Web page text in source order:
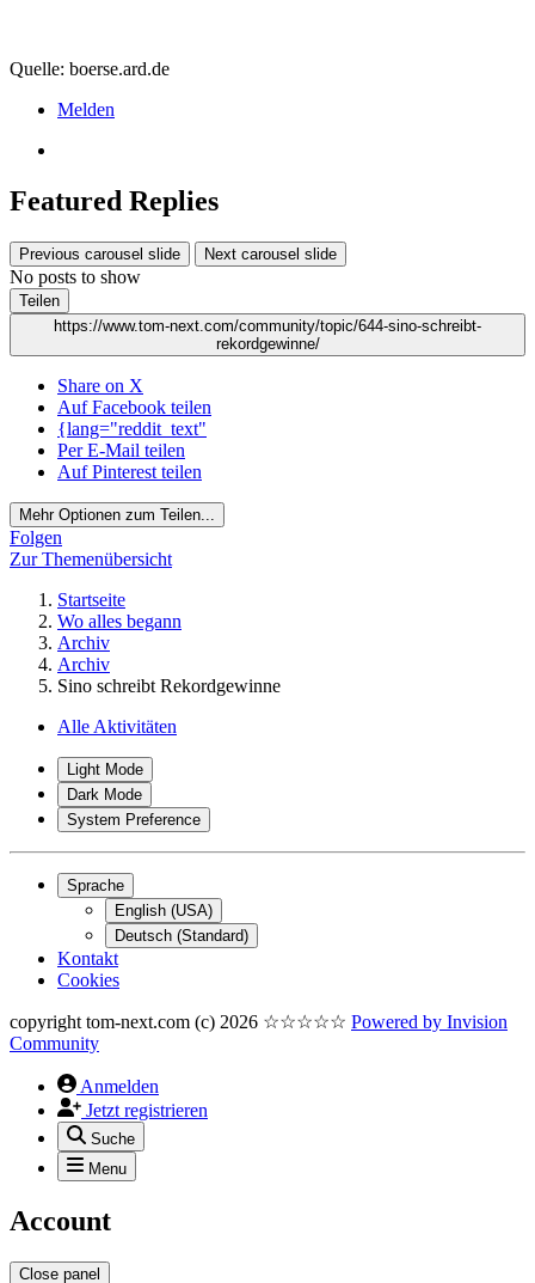
Quelle: boerse.ard.de
Melden
Featured Replies
Previous carousel slide Next carousel slide
No posts to show
Teilen
https://www.tom-next.com/community/topic/644-sino-schreibt-
rekordgewinne/
Share on X
Auf Facebook teilen
{lang="reddit_text"
Per E-Mail teilen
Auf Pinterest teilen
Mehr Optionen zum Teilen...
Folgen
Zur Themenübersicht
Startseite
Wo alles begann
Archiv
Archiv
Sino schreibt Rekordgewinne
Alle Aktivitäten
Light Mode
Dark Mode
System Preference
Sprache
English (USA)
Deutsch (Standard)
Kontakt
Cookies
copyright tom-next.com (c) 2026 ☆☆☆☆☆ Powered by Invision
Community
Anmelden
Jetzt registrieren
Suche
Menu
Account
Close panel